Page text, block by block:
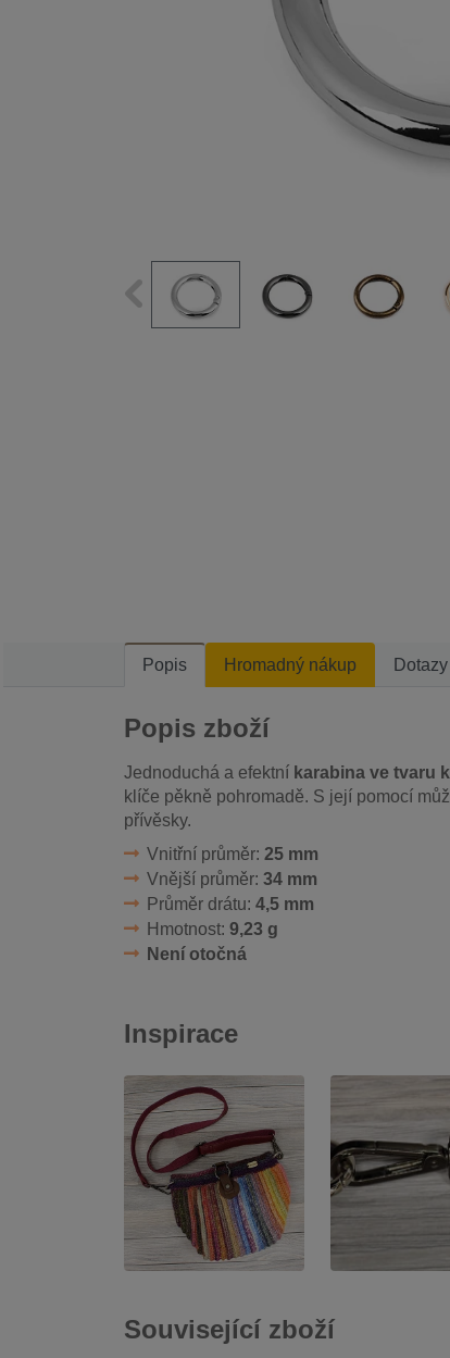
Popis Hromadný nákup Dotazy
Popis zboží
Jednoduchá a efektní karabina ve tvaru
klíče pěkně pohromadě. S její pomocí
přívěsky.
Vnitřní průměr: 25 mm
Vnější průměr: 34 mm
Průměr drátu: 4,5 mm
Hmotnost: 9,23 g
Není otočná
Inspirace
Související zboží